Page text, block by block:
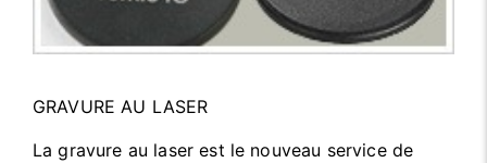
GRAVURE AU LASER
La gravure au laser est le nouveau service de